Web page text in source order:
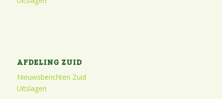
AFDELING ZUID
Nieuwsberichten Zuid
Uitslagen